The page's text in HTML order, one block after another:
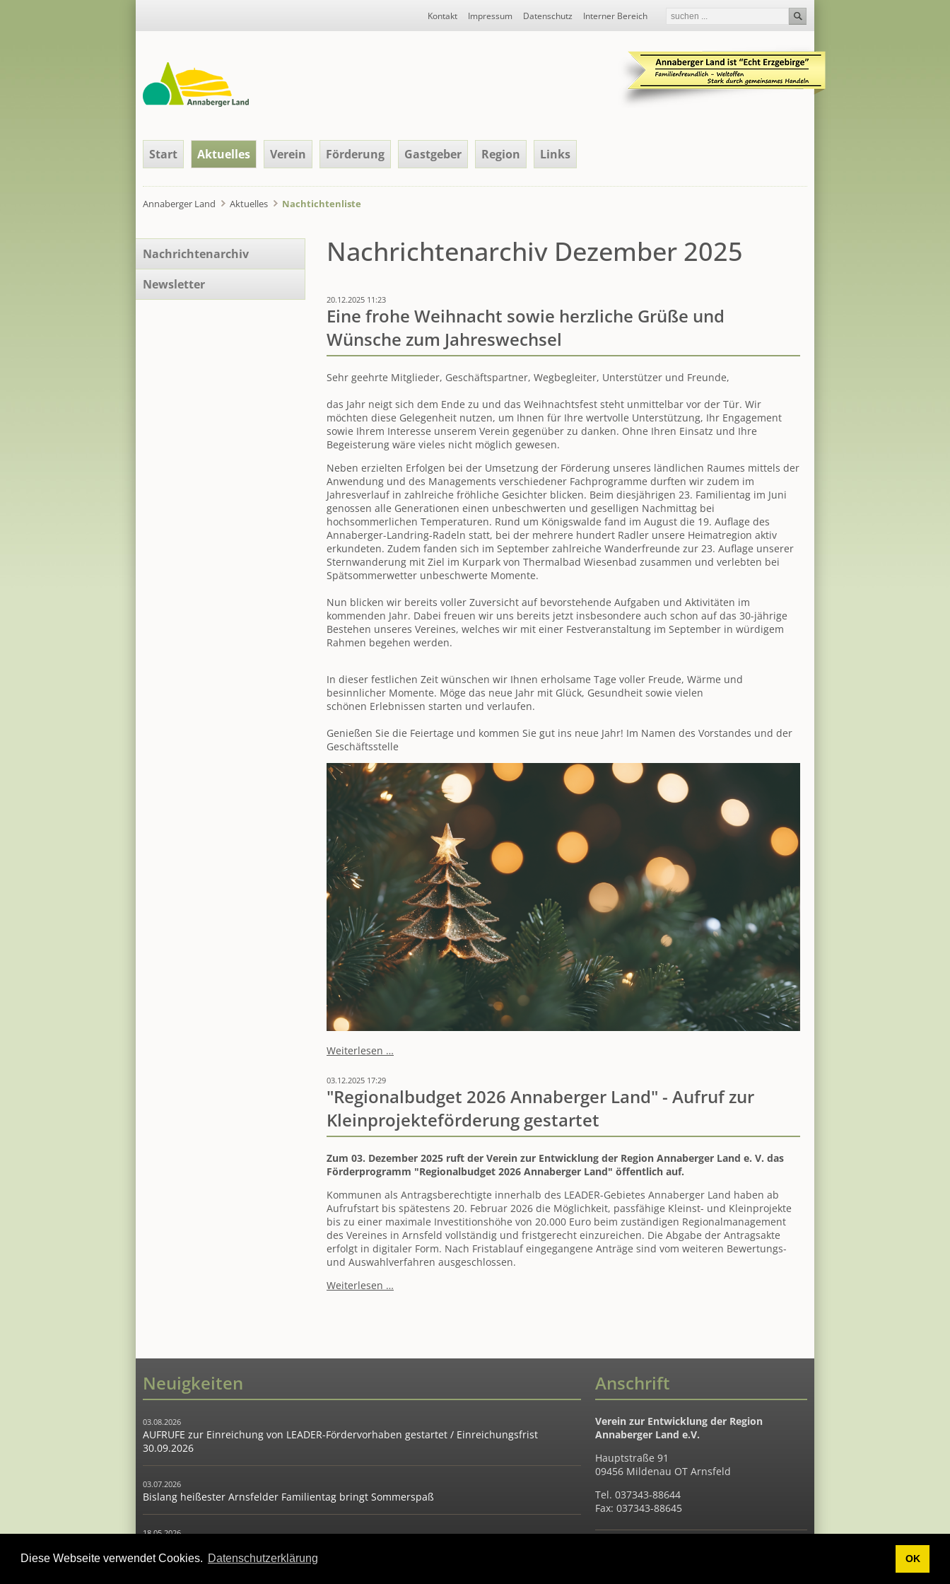
Diese Webseite verwendet Cookies. Datenschutzerklärung OK
Navigation
überspringen
Kontakt Impressum Datenschutz Interner Bereich
überspringen
Start Aktuelles Verein Förderung Gastgeber Region Links
Annaberger Land Aktuelles Nachtichtenliste
Nachrichtenarchiv Dezember 2025
20.12.2025 11:23
Eine frohe Weihnacht sowie herzliche Grüße und
Wünsche zum Jahreswechsel
Sehr geehrte Mitglieder, Geschäftspartner, Wegbegleiter, Unterstützer und Freunde,
das Jahr neigt sich dem Ende zu und das Weihnachtsfest steht unmittelbar vor der Tür. Wir
möchten diese Gelegenheit nutzen, um Ihnen für Ihre wertvolle Unterstützung, Ihr Engagement
sowie Ihrem Interesse unserem Verein gegenüber zu danken. Ohne Ihren Einsatz und Ihre
Begeisterung wäre vieles nicht möglich gewesen.
Neben erzielten Erfolgen bei der Umsetzung der Förderung unseres ländlichen Raumes mittels der
Anwendung und des Managements verschiedener Fachprogramme durften wir zudem im
Jahresverlauf in zahlreiche fröhliche Gesichter blicken. Beim diesjährigen 23. Familientag im Juni
genossen alle Generationen einen unbeschwerten und geselligen Nachmittag bei
hochsommerlichen Temperaturen. Rund um Königswalde fand im August die 19. Auflage des
Annaberger-Landring-Radeln statt, bei der mehrere hundert Radler unsere Heimatregion aktiv
erkundeten. Zudem fanden sich im September zahlreiche Wanderfreunde zur 23. Auflage unserer
Sternwanderung mit Ziel im Kurpark von Thermalbad Wiesenbad zusammen und verlebten bei
Spätsommerwetter unbeschwerte Momente.
Nun blicken wir bereits voller Zuversicht auf bevorstehende Aufgaben und Aktivitäten im
kommenden Jahr. Dabei freuen wir uns bereits jetzt insbesondere auch schon auf das 30-jährige
Bestehen unseres Vereines, welches wir mit einer Festveranstaltung im September in würdigem
Rahmen begehen werden.
In dieser festlichen Zeit wünschen wir Ihnen erholsame Tage voller Freude, Wärme und
besinnlicher Momente. Möge das neue Jahr mit Glück, Gesundheit sowie vielen
schönen Erlebnissen starten und verlaufen.
Genießen Sie die Feiertage und kommen Sie gut ins neue Jahr! Im Namen des Vorstandes und der
Geschäftsstelle
Weiterlesen …
sowie
herzliche
Grüße
und
zum
Jahreswechsel
03.12.2025 17:29
"Regionalbudget 2026 Annaberger Land" - Aufruf zur
Kleinprojekteförderung gestartet
Zum 03. Dezember 2025 ruft der Verein zur Entwicklung der Region Annaberger Land e. V. das
Förderprogramm "Regionalbudget 2026 Annaberger Land" öffentlich auf.
Kommunen als Antragsberechtigte innerhalb des LEADER-Gebietes Annaberger Land haben ab
Aufrufstart bis spätestens 20. Februar 2026 die Möglichkeit, passfähige Kleinst- und Kleinprojekte
bis zu einer maximale Investitionshöhe von 20.000 Euro beim zuständigen Regionalmanagement
des Vereines in Arnsfeld vollständig und fristgerecht einzureichen. Die Abgabe der Antragsakte
erfolgt in digitaler Form. Nach Fristablauf eingegangene Anträge sind vom weiteren Bewertungs-
und Auswahlverfahren ausgeschlossen.
Weiterlesen …
Navigation
überspringen
Nachrichtenarchiv
Newsletter
Neuigkeiten
03.08.2026
AUFRUFE zur Einreichung von LEADER-Fördervorhaben gestartet / Einreichungsfrist
30.09.2026
03.07.2026
Bislang heißester Arnsfelder Familientag bringt Sommerspaß
18.05.2026
Anschrift
Verein zur Entwicklung der Region
Annaberger Land e.V.
Hauptstraße 91
09456 Mildenau OT Arnsfeld
Tel. 037343-88644
Fax: 037343-88645